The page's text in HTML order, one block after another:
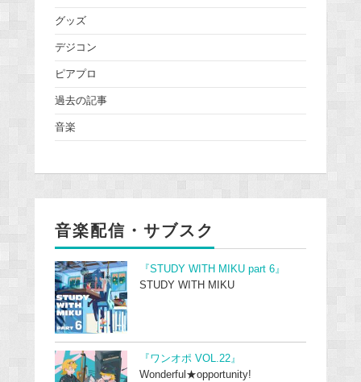
グッズ
デジコン
ピアプロ
過去の記事
音楽
音楽配信・サブスク
『STUDY WITH MIKU part 6』
STUDY WITH MIKU
『ワンオポ VOL.22』
Wonderful★opportunity!